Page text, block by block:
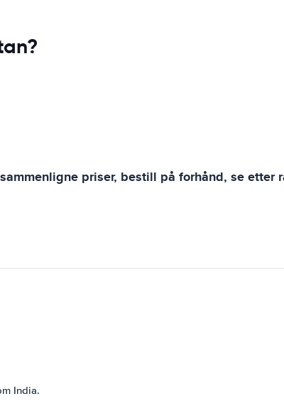
priser, bestill på forhånd, se etter
India.